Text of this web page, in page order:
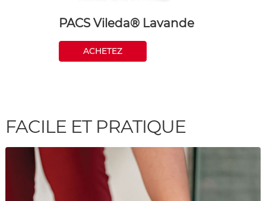
PACS Vileda® Lavande
ACHETEZ
FACILE ET PRATIQUE